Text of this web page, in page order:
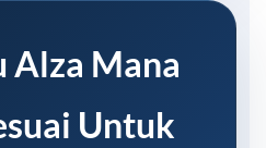
Alza Mana
Untuk